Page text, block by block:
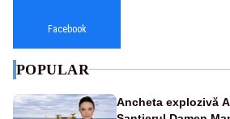
Facebook
POPULAR
Ancheta explozivă